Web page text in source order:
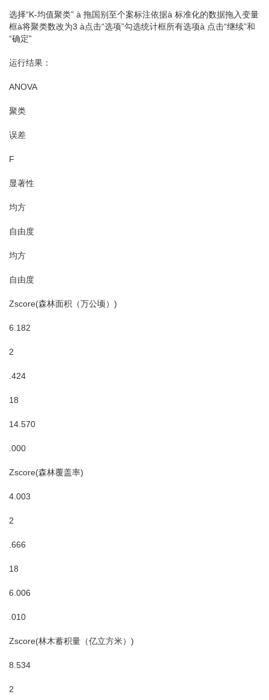
选择“K-均值聚类” à 拖国别至个案标注依据à 标准化的数据拖入变量
框à将聚类数改为3 à点击“选项”勾选统计框所有选项à 点击“继续”和
“确定”
运行结果：
ANOVA
聚类
误差
F
显著性
均方
自由度
均方
自由度
Zscore(森林面积（万公顷）)
6.182
2
.424
18
14.570
.000
Zscore(森林覆盖率)
4.003
2
.666
18
6.006
.010
Zscore(林木蓄积量（亿立方米）)
8.534
2